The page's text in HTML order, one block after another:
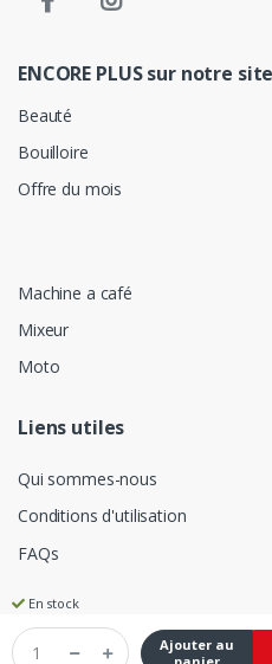
En stock
Ajouter au
panier
ENCORE PLUS sur notre site
Beauté
Bouilloire
Offre du mois
Machine a café
Mixeur
Moto
Liens utiles
Qui sommes-nous
Conditions d'utilisation
FAQs
© Electro Jridi Frére- Tous les